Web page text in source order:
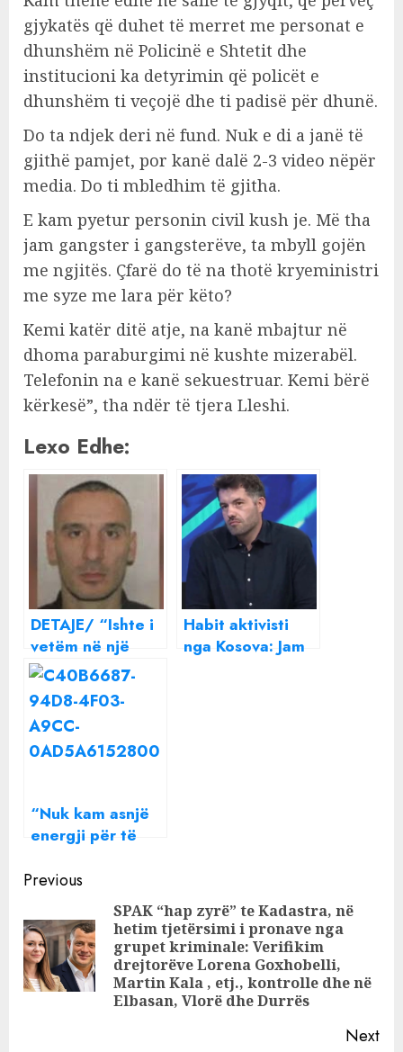
gjykatës që duhet të merret me personat e
dhunshëm në Policinë e Shtetit dhe
institucioni ka detyrimin që policët e
dhunshëm ti veçojë dhe ti padisë për dhunë.
Do ta ndjek deri në fund. Nuk e di a janë të
gjithë pamjet, por kanë dalë 2-3 video nëpër
media. Do ti mbledhim të gjitha.
E kam pyetur personin civil kush je. Më tha
jam gangster i gangsterëve, ta mbyll gojën
me ngjitës. Çfarë do të na thotë kryeministri
me syze me lara për këto?
Kemi katër ditë atje, na kanë mbajtur në
dhoma paraburgimi në kushte mizerabël.
Telefonin na e kanë sekuestruar. Kemi bërë
kërkesë”, tha ndër të tjera Lleshi.
Lexo Edhe:
DETAJE/ “Ishte i
vetëm në një
lokal”, Behar
në Paris,
autoritetet
shqiptare e
javë
Habit aktivisti
nga Kosova: Jam
“Nuk kam asnjë
energji për të
Beatrix ndan një
rëndësishëm me
të gjithë
Continue
Reading
Previous
SPAK “hap zyrë” te Kadastra, në
hetim tjetërsimi i pronave nga
grupet kriminale: Verifikim
drejtorëve Lorena Goxhobelli,
Martin Kala , etj., kontrolle dhe në
Elbasan, Vlorë dhe Durrës
Next